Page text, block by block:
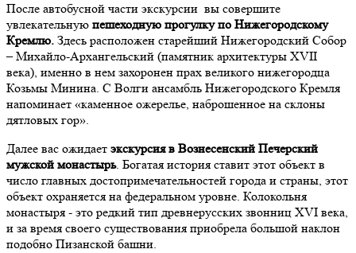
После автобусной части экскурсии вы совершите
увлекательную пешеходную прогулку по Нижегородскому
Кремлю. Здесь расположен старейший Нижегородский Собор
– Михайло-Архангельский (памятник архитектуры ХVII
века), именно в нем захоронен прах великого нижегородца
Козьмы Минина. С Волги ансамбль Нижегородского Кремля
напоминает «каменное ожерелье, наброшенное на склоны
дятловых гор».
Далее вас ожидает экскурсия в Вознесенский Печерский
мужской монастырь. Богатая история ставит этот объект в
число главных достопримечательностей города и страны, этот
объект охраняется на федеральном уровне. Колокольня
монастыря - это редкий тип древнерусских звонниц ХVI века,
и за время своего существования приобрела большой наклон
подобно Пизанской башни.